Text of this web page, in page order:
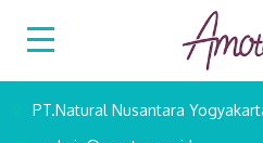
PT.Natural Nusantara